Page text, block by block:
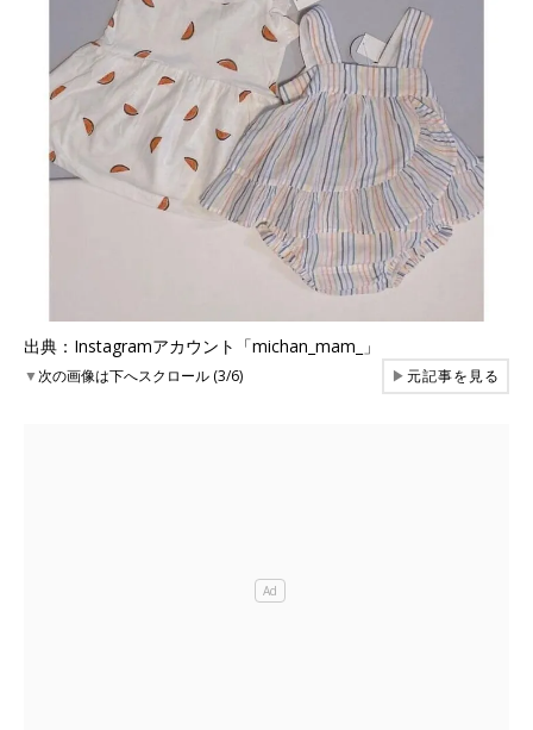
出典：Instagramアカウント「michan_mam_」
▼次の画像は下へスクロール (3/6) ▶元記事を見る